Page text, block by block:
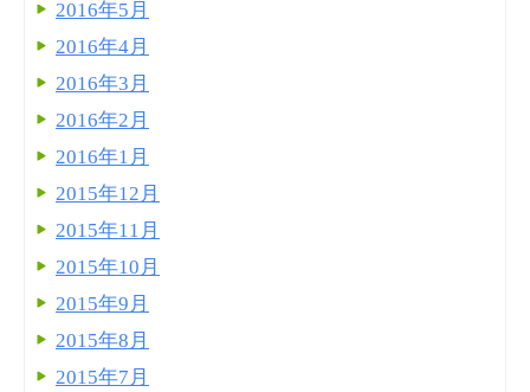
2016年5月
2016年4月
2016年3月
2016年2月
2016年1月
2015年12月
2015年11月
2015年10月
2015年9月
2015年8月
2015年7月